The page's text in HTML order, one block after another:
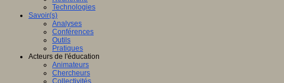
Technologies
Savoir(s)
Analyses
Conférences
Outils
Pratiques
Acteurs de l'éducation
Animateurs
Chercheurs
Collectivités